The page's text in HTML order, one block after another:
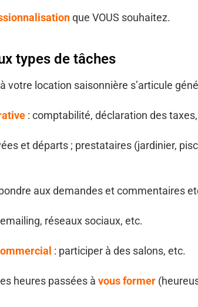
que VOUS souhaitez.
types de tâches
votre location saisonnière s’articule
: comptabilité, déclaration des
et départs ; prestataires (jardinier,
aux demandes et commentaires
réseaux sociaux, etc.
: participer à des salons, etc.
heures passées à vous former